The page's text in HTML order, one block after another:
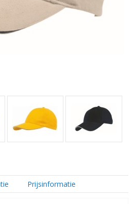
Prijsinformatie